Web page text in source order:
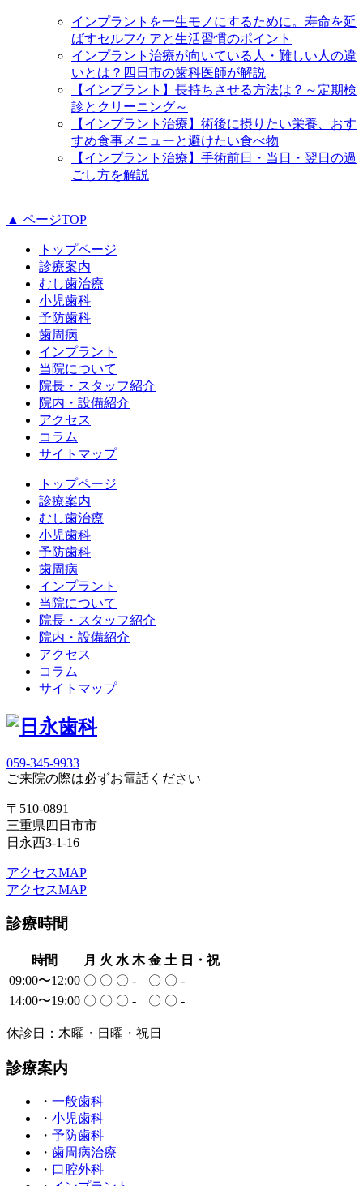
インプラントを一生モノにするために。寿命を延
ばすセルフケアと生活習慣のポイント
インプラント治療が向いている人・難しい人の違
いとは？四日市の歯科医師が解説
【インプラント】長持ちさせる方法は？～定期検
診とクリーニング～
【インプラント治療】術後に摂りたい栄養、おす
すめ食事メニューと避けたい食べ物
【インプラント治療】手術前日・当日・翌日の過
ごし方を解説
▲ ページTOP
トップページ
診療案内
むし歯治療
小児歯科
予防歯科
歯周病
インプラント
当院について
院長・スタッフ紹介
院内・設備紹介
アクセス
コラム
サイトマップ
トップページ
診療案内
むし歯治療
小児歯科
予防歯科
歯周病
インプラント
当院について
院長・スタッフ紹介
院内・設備紹介
アクセス
コラム
サイトマップ
059-345-9933
ご来院の際は必ずお電話ください
〒510-0891
三重県四日市市
日永西3-1-16
アクセスMAP
アクセスMAP
診療時間
時間 月 火 水 木 金 土 日・祝
09:00〜12:00 〇 〇 〇 - 〇 〇 -
14:00〜19:00 〇 〇 〇 - 〇 〇 -
休診日：木曜・日曜・祝日
診療案内
・ 一般歯科
・ 小児歯科
・ 予防歯科
・ 歯周病治療
・ 口腔外科